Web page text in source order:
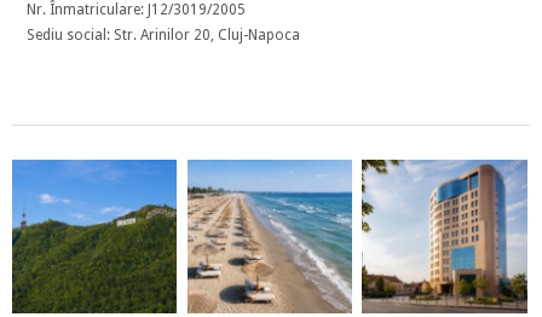
Nr. Înmatriculare: J12/3019/2005
Sediu social: Str. Arinilor 20, Cluj-Napoca